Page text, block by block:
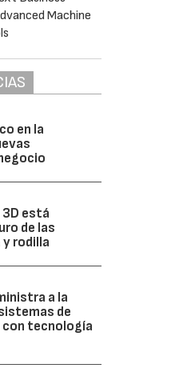
en la
3D está
de las
rodilla
a la
de
tecnología